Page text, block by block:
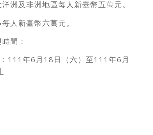
洋洲及非洲地區每人新臺幣五萬元。
人新臺幣六萬元。
間：
111年6月18日（六）至111年6月